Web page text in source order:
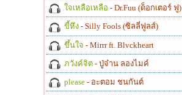
ใจเหลือเหลือ - Dr.Fuu (ด็อกเตอร์ ฟู)
ขี้หึง - Silly Fools (ซิลลี่ฟูลส์)
ขึ้นใจ - Mirrr ft. Blvckheart
ภวังค์จิต - ปู่จ๋าน ลองไมค์
please - อะตอม ชนกันต์